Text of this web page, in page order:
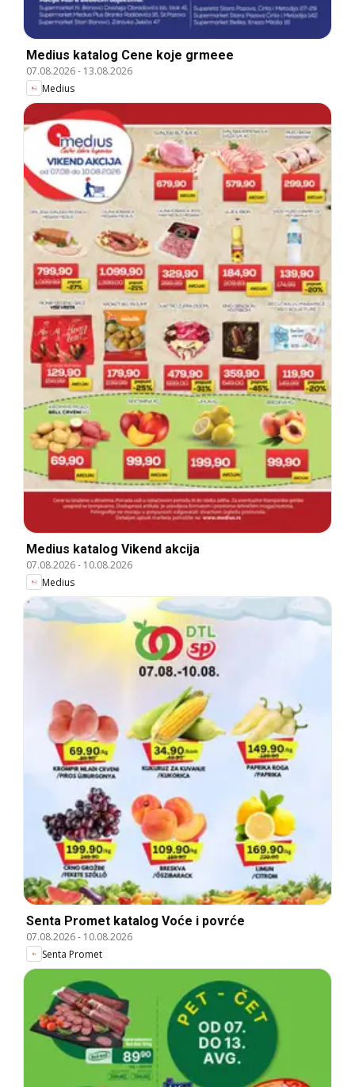
Medius katalog Cene koje grmeee
07.08.2026- 13.08.2026
Medius
Medius katalog Vikend akcija
07.08.2026- 10.08.2026
Medius
Senta Promet katalog Voće i povrće
07.08.2026- 10.08.2026
Senta Promet